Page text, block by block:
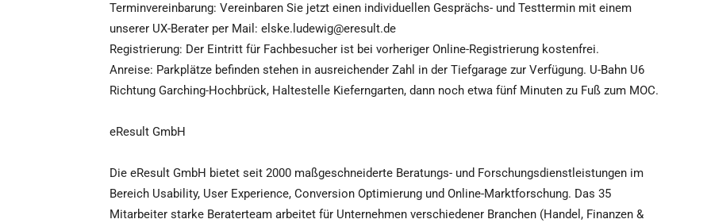
Terminvereinbarung: Vereinbaren Sie jetzt einen individuellen Gesprächs- und Testtermin mit einem
unserer UX-Berater per Mail: elske.ludewig@eresult.de
Registrierung: Der Eintritt für Fachbesucher ist bei vorheriger Online-Registrierung kostenfrei.
Anreise: Parkplätze befinden stehen in ausreichender Zahl in der Tiefgarage zur Verfügung. U-Bahn U6
Richtung Garching-Hochbrück, Haltestelle Kieferngarten, dann noch etwa fünf Minuten zu Fuß zum MOC.
eResult GmbH
Die eResult GmbH bietet seit 2000 maßgeschneiderte Beratungs- und Forschungsdienstleistungen im
Bereich Usability, User Experience, Conversion Optimierung und Online-Marktforschung. Das 35
Mitarbeiter starke Beraterteam arbeitet für Unternehmen verschiedener Branchen (Handel, Finanzen &